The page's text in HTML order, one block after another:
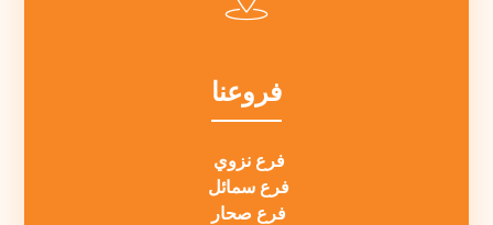
فروعنا
فرع نزوي
فرع سمائل
فرع صحار